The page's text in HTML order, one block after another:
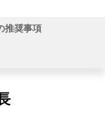
推奨事項